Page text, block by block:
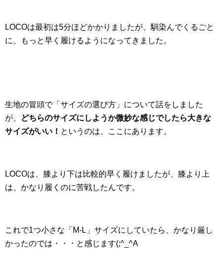
LOCOは最初は5分ほどかかりましたが、馴染んでくるごと
に、もっと早く履けるようになってきました。
生地の冒頭で「サイズの選び方」について話をしました
が、
どちらのサイズにしようか微妙な感じでしたら大きな
サイズがいい！ というのは、ここにあります。
LOCOは、膝より下は比較的早く履けましたが、膝より上
は、かなり履くのに苦戦したんです。
これで1つ小さな「M-L」サイズにしていたら、かなり厳し
かったのでは・・・と感じます(;^_^A